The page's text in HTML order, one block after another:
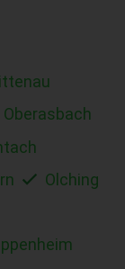
Oberasbach
Olching